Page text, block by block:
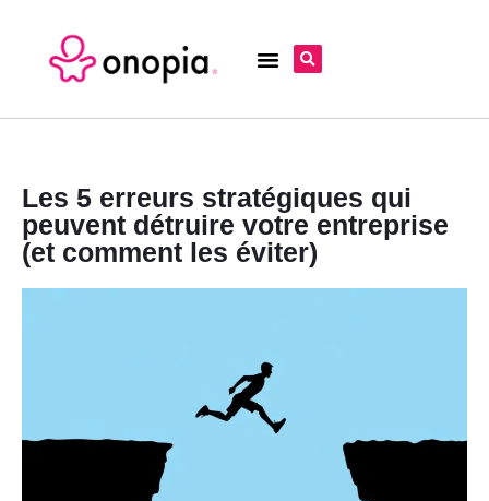
Les 5 erreurs stratégiques qui
peuvent détruire votre entreprise
(et comment les éviter)